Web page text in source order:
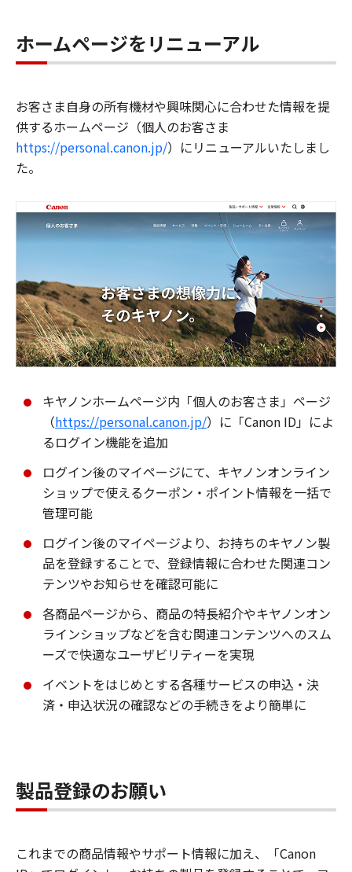
ホームページをリニューアル
お客さま自身の所有機材や興味関心に合わせた情報を提
供するホームページ（個人のお客さま
https://personal.canon.jp/）にリニューアルいたしまし
た。
キヤノンホームページ内「個人のお客さま」ページ
（https://personal.canon.jp/）に「Canon ID」によ
るログイン機能を追加
ログイン後のマイページにて、キヤノンオンライン
ショップで使えるクーポン・ポイント情報を一括で
管理可能
ログイン後のマイページより、お持ちのキヤノン製
品を登録することで、登録情報に合わせた関連コン
テンツやお知らせを確認可能に
各商品ページから、商品の特長紹介やキヤノンオン
ラインショップなどを含む関連コンテンツへのスム
ーズで快適なユーザビリティーを実現
イベントをはじめとする各種サービスの申込・決
済・申込状況の確認などの手続きをより簡単に
製品登録のお願い
これまでの商品情報やサポート情報に加え、「Canon